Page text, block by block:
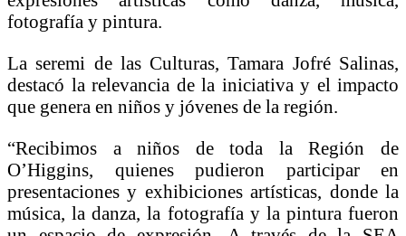
fotografía y pintura.
La seremi de las Culturas, Tamara Jofré Salinas,
destacó la relevancia de la iniciativa y el impacto
que genera en niños y jóvenes de la región.
“Recibimos a niños de toda la Región de
O’Higgins, quienes pudieron participar en
presentaciones y exhibiciones artísticas, donde la
música, la danza, la fotografía y la pintura fueron